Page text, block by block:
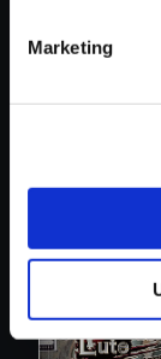
Marketing
～Monster ...